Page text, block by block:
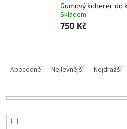
Gumový koberec do
Skladem
750 Kč
n
í
Abecedně Nejlevnější Nejdražší